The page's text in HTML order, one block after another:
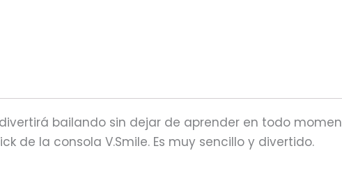
bailando sin dejar de aprender en todo
de la consola V.Smile. Es muy sencillo y divertido.